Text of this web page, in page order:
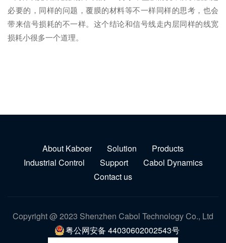
必要的，同样的问题，覆膜的材料等不一样同样的思考，也会
带来信号损耗的不一样。这个结论和信号线走内层同样的线宽
损耗小很多一个道理。
About Kaboer Solution
Products
Industrial Control
Support
Cabol Dynamics
Contact us
Copyright @ 2023 Shenzhen Cabol Technology Co., Ltd
粤公网安备 44030602002543号